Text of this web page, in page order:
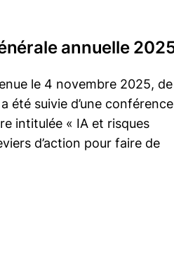
annuelle
le 4 novembre 2025, de
été suivie d’une conférence
intitulée « IA et risques
d’action pour faire de